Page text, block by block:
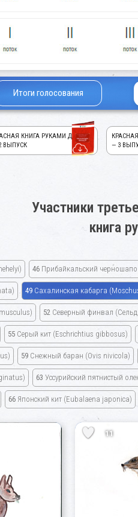
Итоги голосования
КНИГА РУКАМИ ДЕТЕЙ!
ВЫПУСК
— 3
Участники
книга
46 Прибайкальский
49 Сахалинская кабарга
52 Северный финвал
55 Серый кит (Eschrichtius gibbosus)
59 Снежный баран (Ovis nivicola)
63 Уссурийский пятнистый
66 Японский кит (Eubalaena japonica)
11